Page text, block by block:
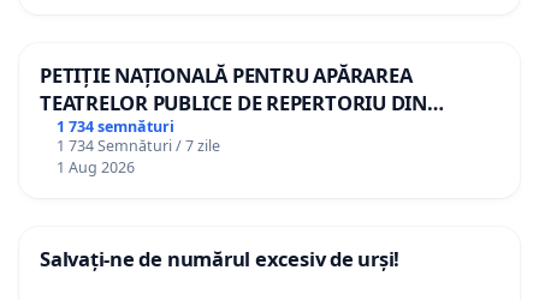
PETIȚIE NAȚIONALĂ PENTRU APĂRAREA
TEATRELOR PUBLICE DE REPERTORIU DIN
ROMÂNIA
1 734 semnături
1 734 Semnături / 7 zile
1 Aug 2026
Salvați-ne de numărul excesiv de urși!